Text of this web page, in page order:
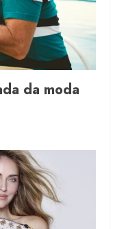
da moda